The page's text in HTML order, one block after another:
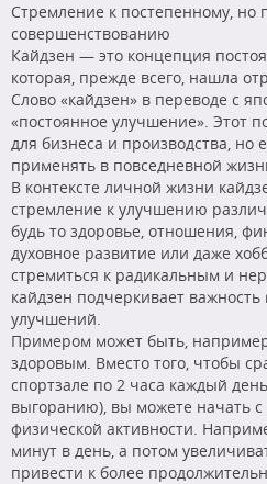
Стремление к постепенному, но
совершенствованию
Кайдзен — это концепция
которая, прежде всего, нашла
Слово «кайдзен» в переводе с
«постоянное улучшение». Этот
для бизнеса и производства, но
применять в повседневной
В контексте личной жизни
стремление к улучшению
будь то здоровье, отношения,
духовное развитие или даже
стремиться к радикальным и
кайдзен подчеркивает
улучшений.
Примером может быть,
здоровым. Вместо того, чтобы
спортзале по 2 часа каждый
выгоранию), вы можете начать
физической активности.
минут в день, а потом
привести к более